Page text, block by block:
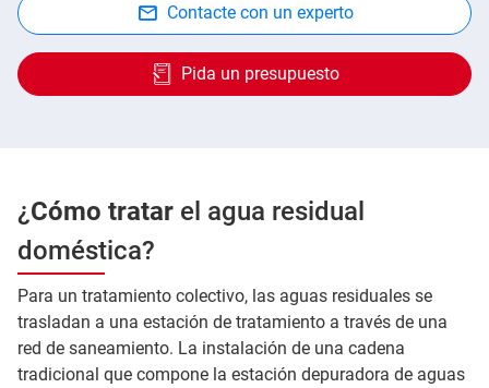
Contacte con un experto
Pida un presupuesto
¿Cómo tratar el agua residual
doméstica?
Para un tratamiento colectivo, las aguas residuales se
trasladan a una estación de tratamiento a través de una
red de saneamiento. La instalación de una cadena
tradicional que compone la estación depuradora de aguas